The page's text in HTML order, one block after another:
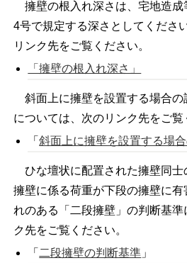
擁壁の根入れ深さは、宅地造成
4号で規定する深さとしてくださ
リンク先をご覧ください。
「擁壁の根入れ深さ」
斜面上に擁壁を設置する場合の
については、次のリンク先をご覧
「斜面上に擁壁を設置する場
ひな壇状に配置された擁壁同士
擁壁に係る荷重が下段の擁壁に
れのある「二段擁壁」の判断基
ク先をご覧ください。
「 二段擁壁の判断基準 」